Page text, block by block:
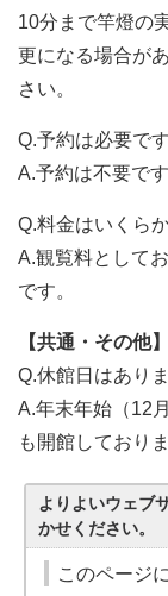
10分まで竿燈の
更になる場合が
さい。
Q.予約は必要で
A.予約は不要です
Q.料金はいくら
A.観覧料として
です。
【共通・その他】
Q.休館日はあり
A.年末年始（12
も開館しておりま
よりよいウェブ
かせください。
このページ